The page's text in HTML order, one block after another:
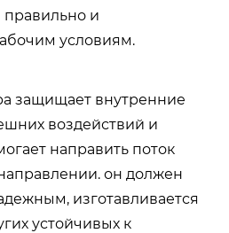
и
условиям.
защищает внутренние
воздействий и
направить поток
он должен
изготавливается
устойчивых к